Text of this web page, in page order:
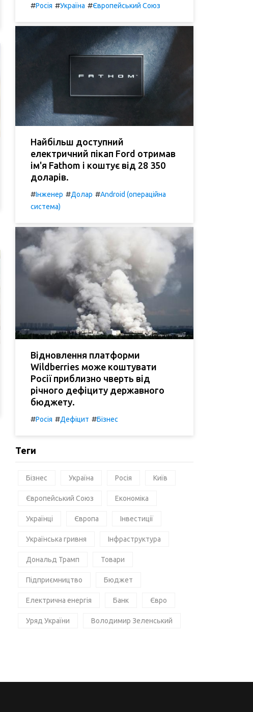
#Росія #Україна #Європейський Союз
Найбільш доступний
електричний пікап Ford отримав
ім'я Fathom і коштує від 28 350
доларів.
#Інженер #Долар #Android (операційна
система)
Відновлення платформи
Wildberries може коштувати
Росії приблизно чверть від
річного дефіциту державного
бюджету.
#Росія #Дефіцит #Бізнес
Теги
Бізнес Україна Росія Київ
Європейський Союз Економіка
Українці Європа Інвестиції
Українська гривня Інфраструктура
Дональд Трамп Товари
Підприємництво Бюджет
Електрична енергія Банк Євро
Уряд України Володимир Зеленський